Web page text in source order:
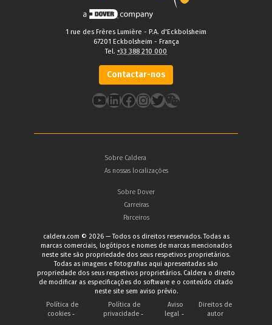
1 rue des Frères Lumière - P.A. d'Eckbolsheim
67201 Eckbolsheim - França
Tel. +33 388 210 000
Contactar-nos
YouTube
LinkedIn
Facebook
Instagram
Twitter
Sobre Caldera
As nossas localizações
Sobre Dover
Carreiras
Parceiros
caldera.com © 2026 — Todos os direitos reservados. Todas as
marcas comerciais, logótipos e nomes de marcas mencionados
neste site são propriedade dos seus respetivos proprietários.
Todas as imagens e fotografias aqui apresentadas são
propriedade dos seus respetivos proprietários. Caldera o direito
de modificar as especificações do software e o conteúdo citado
neste site sem aviso prévio.
Política de
cookies
Política de
privacidade
Aviso
legal
Direitos de
autor